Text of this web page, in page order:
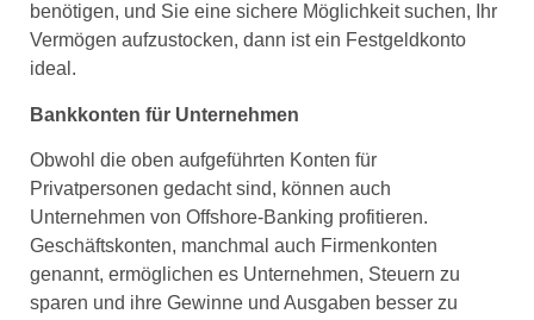
benötigen, und Sie eine sichere Möglichkeit suchen, Ihr
Vermögen aufzustocken, dann ist ein Festgeldkonto
ideal.
Bankkonten für Unternehmen
Obwohl die oben aufgeführten Konten für
Privatpersonen gedacht sind, können auch
Unternehmen von Offshore-Banking profitieren.
Geschäftskonten, manchmal auch Firmenkonten
genannt, ermöglichen es Unternehmen, Steuern zu
sparen und ihre Gewinne und Ausgaben besser zu